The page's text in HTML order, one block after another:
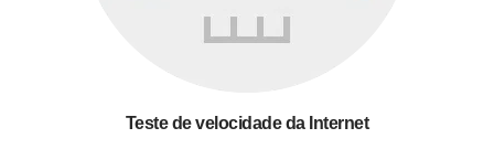
Teste de velocidade da Internet